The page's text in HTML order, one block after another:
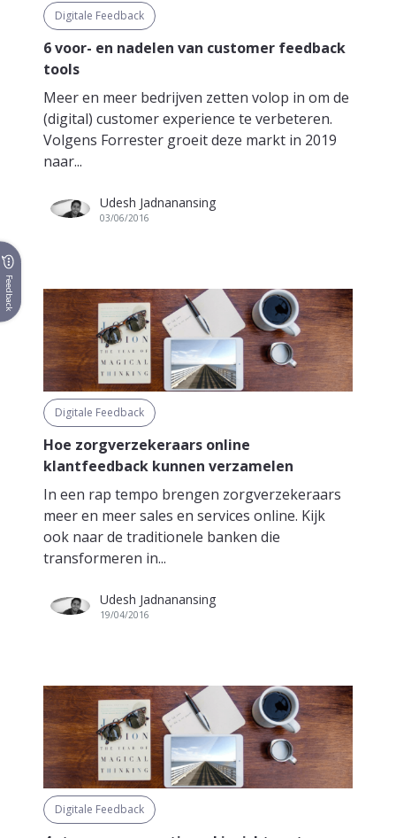
Digitale Feedback
6 voor- en nadelen van customer feedback
tools
Meer en meer bedrijven zetten volop in om de
(digital) customer experience te verbeteren.
Volgens Forrester groeit deze markt in 2019
naar...
Udesh Jadnanansing
03/06/2016
Digitale Feedback
Hoe zorgverzekeraars online
klantfeedback kunnen verzamelen
In een rap tempo brengen zorgverzekeraars
meer en meer sales en services online. Kijk
ook naar de traditionele banken die
transformeren in...
Udesh Jadnanansing
19/04/2016
Digitale Feedback
Feedback